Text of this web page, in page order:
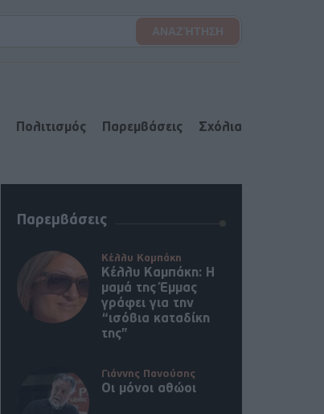
Πολιτισμός Παρεμβάσεις Σχόλια
Παρεμβάσεις
Κέλλυ Καμπάκη
Κέλλυ Καμπάκη: Η
μαμά της Έμμας
γράφει για την
“ισόβια καταδίκη
της”
Γιάννης Πανούσης
Οι μόνοι αθώοι